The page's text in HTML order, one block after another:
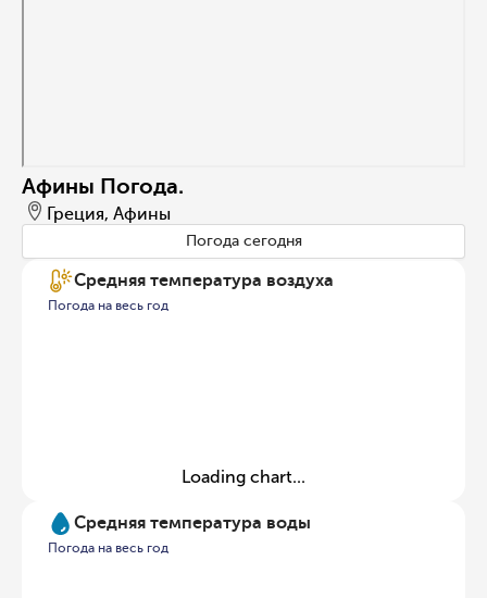
Афины Погода.
Греция, Афины
Погода сегодня
Средняя температура воздуха
Погода на весь год
Loading chart...
Средняя температура воды
Погода на весь год